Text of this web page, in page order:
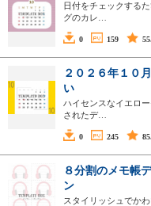
日付をチェックする
グのカレ…
0 159
２０２６年１０
い
ハイセンスなイエロ
されたデ…
0 245
８分割のメモ帳
ン
スタイリッシュでか